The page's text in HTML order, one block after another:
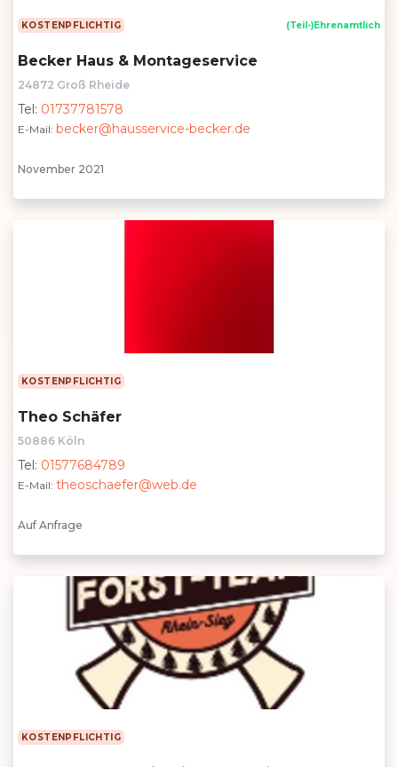
KOSTENPFLICHTIG (Teil-)Ehrenamtlich
Becker Haus & Montageservice
24872 Groß Rheide
Tel: 01737781578
E-Mail: becker@hausservice-becker.de
November 2021
KOSTENPFLICHTIG
Theo Schäfer
50886 Köln
Tel: 01577684789
E-Mail: theoschaefer@web.de
Auf Anfrage
KOSTENPFLICHTIG